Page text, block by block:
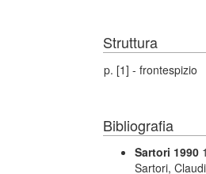
Struttura
p. [1] - frontespizio
Bibliografia
Sartori 1990
Sartori,